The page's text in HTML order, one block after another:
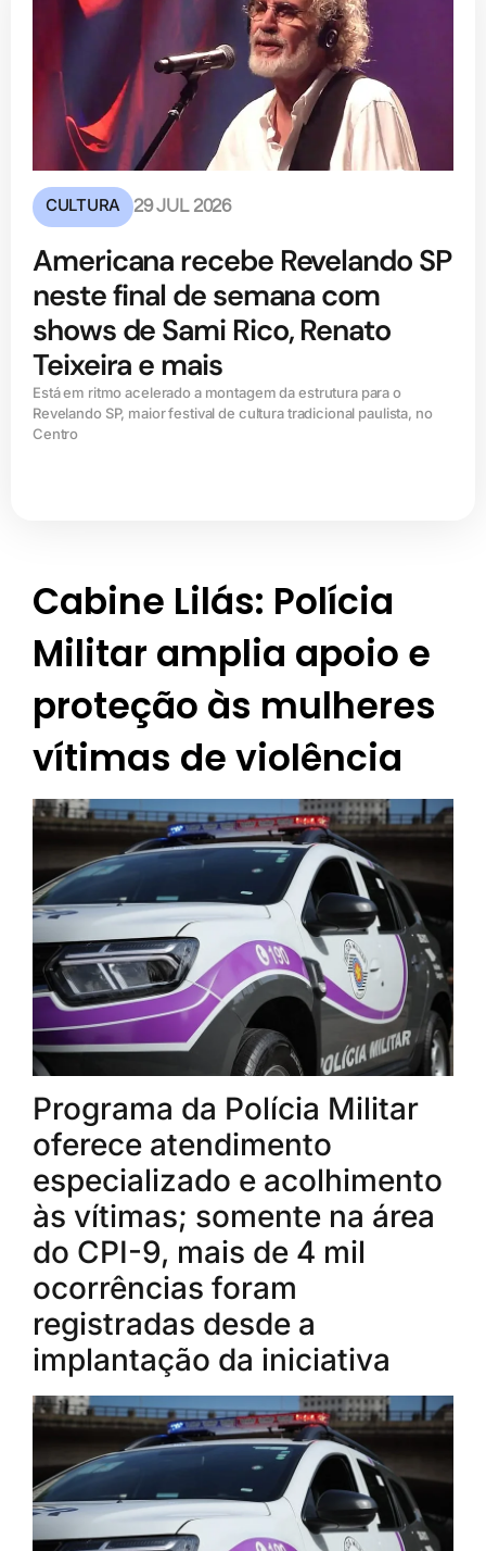
CULTURA 29 JUL 2026
Americana recebe Revelando SP
neste final de semana com
shows de Sami Rico, Renato
Teixeira e mais
Está em ritmo acelerado a montagem da estrutura para o
Revelando SP, maior festival de cultura tradicional paulista, no
Centro
Cabine Lilás: Polícia
Militar amplia apoio e
proteção às mulheres
vítimas de violência
Programa da Polícia Militar
oferece atendimento
especializado e acolhimento
às vítimas; somente na área
do CPI-9, mais de 4 mil
ocorrências foram
registradas desde a
implantação da iniciativa